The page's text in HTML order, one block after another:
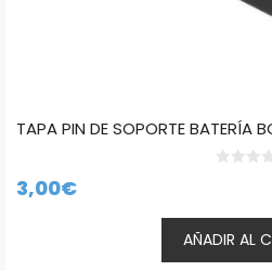
TAPA PIN DE SOPORTE BATERÍA
5
3,00€
AÑADIR AL